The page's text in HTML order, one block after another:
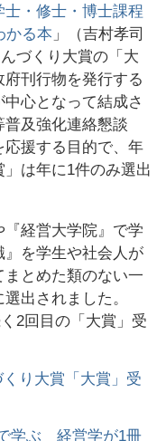
士・修士・博士課程
かる本 」（吉村孝司
づくり大賞の「大
刊行物を発行する
心となって結成さ
及強化連絡懇談
援する目的で、年
は年に1件のみ選出
経営大学院』で学
を学生や社会人が
とめた類のない一
出されました。
2回目の「大賞」受
り大賞「大賞」受
学ぶ 経営学が1冊